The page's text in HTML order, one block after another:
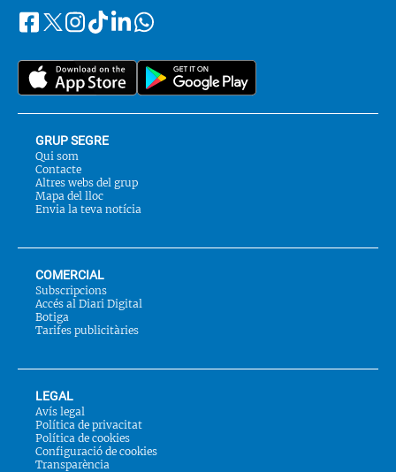
Segueix-
a::
FacebookInstagram
TiktokLinkedinWhatsapp
GRUP SEGRE
Qui som
Contacte
Altres webs del grup
Mapa del lloc
Envia la teva notícia
COMERCIAL
Subscripcions
Accés al Diari Digital
Botiga
Tarifes publicitàries
LEGAL
Avís legal
Política de privacitat
Política de cookies
Configuració de cookies
Transparència